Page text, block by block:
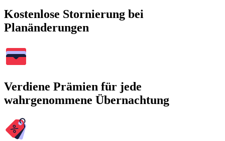
Kostenlose Stornierung bei
Planänderungen
Verdiene Prämien für jede
wahrgenommene Übernachtung